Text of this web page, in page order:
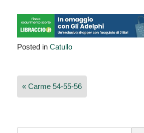
Posted in Catullo
Navigazione
articoli
« Carme 54-55-56